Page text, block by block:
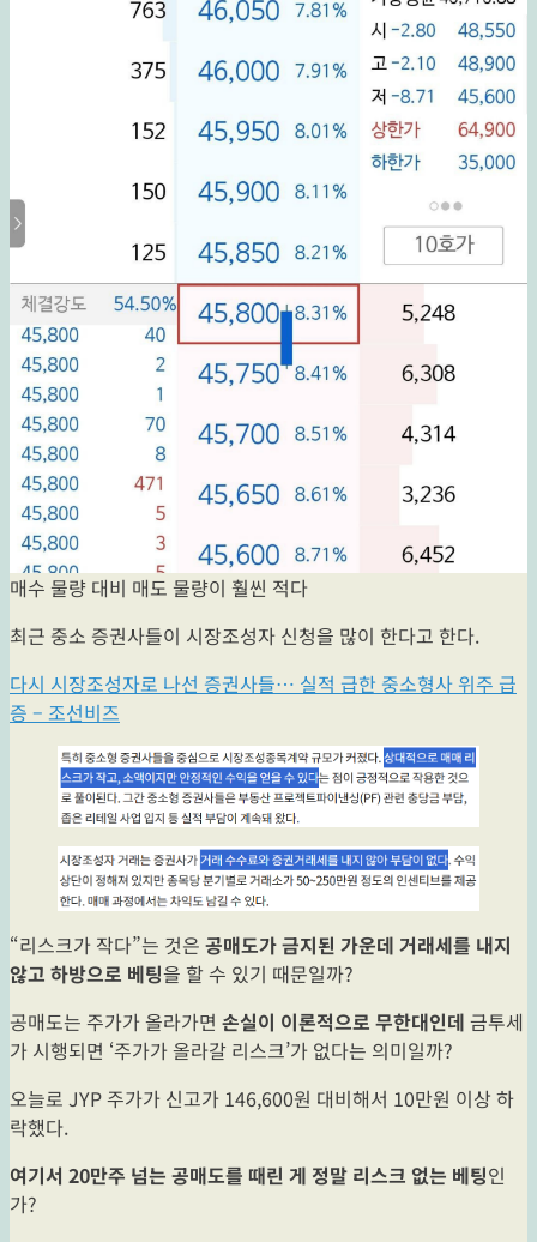
매수 물량 대비 매도 물량이 훨씬 적다
최근 중소 증권사들이 시장조성자 신청을 많이 한다고 한다.
다시 시장조성자로 나선 증권사들… 실적 급한 중소형사 위주 급
증 – 조선비즈
“리스크가 작다”는 것은 공매도가 금지된 가운데 거래세를 내지
않고 하방으로 베팅을 할 수 있기 때문일까?
공매도는 주가가 올라가면 손실이 이론적으로 무한대인데 금투세
가 시행되면 ‘주가가 올라갈 리스크’가 없다는 의미일까?
오늘로 JYP 주가가 신고가 146,600원 대비해서 10만원 이상 하
락했다.
여기서 20만주 넘는 공매도를 때린 게 정말 리스크 없는 베팅인
가?